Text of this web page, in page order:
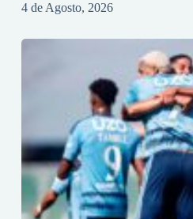
4 de Agosto, 2026